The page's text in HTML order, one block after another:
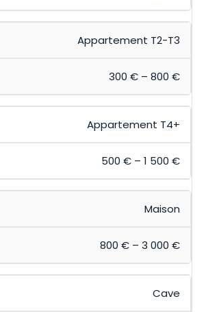
Appartement T2-T3
300 € – 800 €
Appartement T4+
500 € – 1 500 €
Maison
800 € – 3 000 €
Cave